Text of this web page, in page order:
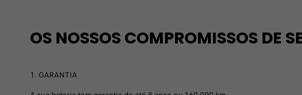
OS NOSSOS COMPROMISSOS DE
1. GARANTIA